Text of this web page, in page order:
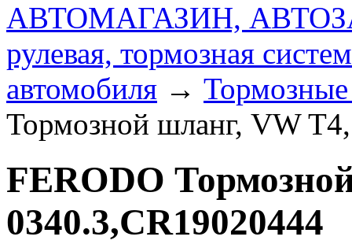
АВТОМАГАЗИН,
рулевая, тормозная
автомобиля →
Тормозной шланг, VW
FERODO
0340.3,CR19020444